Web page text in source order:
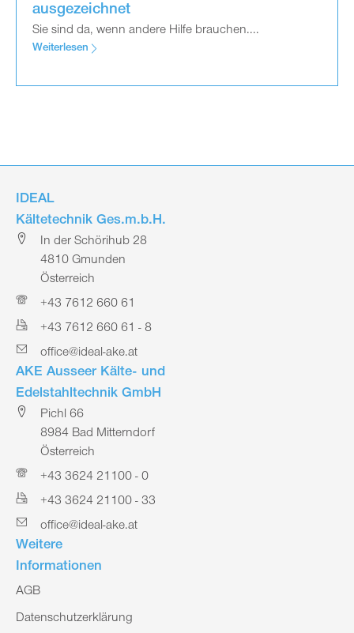
ausgezeichnet
Sie sind da, wenn andere Hilfe brauchen....
Weiterlesen
IDEAL
Kältetechnik Ges.m.b.H.
In der Schörihub 28
4810 Gmunden
Österreich
+43 7612 660 61
+43 7612 660 61 - 8
office@ideal-ake.at
AKE Ausseer Kälte- und
Edelstahltechnik GmbH
Pichl 66
8984 Bad Mitterndorf
Österreich
+43 3624 21100 - 0
+43 3624 21100 - 33
office@ideal-ake.at
Weitere
Informationen
AGB
Datenschutzerklärung